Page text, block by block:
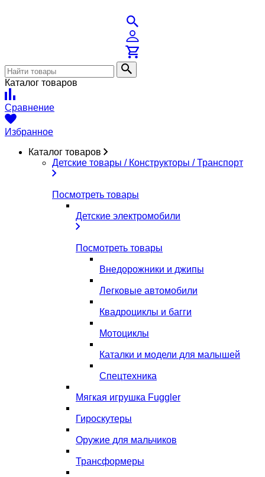
Каталог товаров
Сравнение
Избранное
Каталог товаров
Детские товары / Конструкторы / Транспорт
Посмотреть товары
Детские электромобили
Посмотреть товары
Внедорожники и джипы
Легковые автомобили
Квадроциклы и багги
Мотоциклы
Каталки и модели для малышей
Спецтехника
Мягкая игрушка Fuggler
Гироскутеры
Оружие для мальчиков
Трансформеры